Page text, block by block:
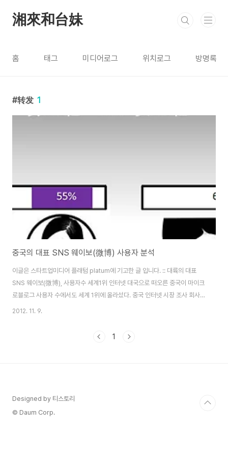
湘來和台妹
홈 태그 미디어로그 위치로그 방명록
转发 1
중국의 대표 SNS 웨이보(微博) 사용자 분석
이글은 스타트업미디어 플래텀 platum에 기고한 글 입니다. :: 대륙의 대표
SNS 웨이보(微博), 사용자수 세계1위 인터넷 대국으로 떠오른 중국이 마이크
로블로그 사용자 수에서도 세계 1위에 올라섰다. 중국 인터넷 시장 조사 회사인
DCCI互联网数据中心（DCCI DATA CENTER OF CHINA INTERNET)
웨이보(weibo-微博) 사용자 수는 올 상반기 기준 3억 6,800만명 규모로 파
2012. 11. 9.
1
Designed by 티스토리
© Daum Corp.